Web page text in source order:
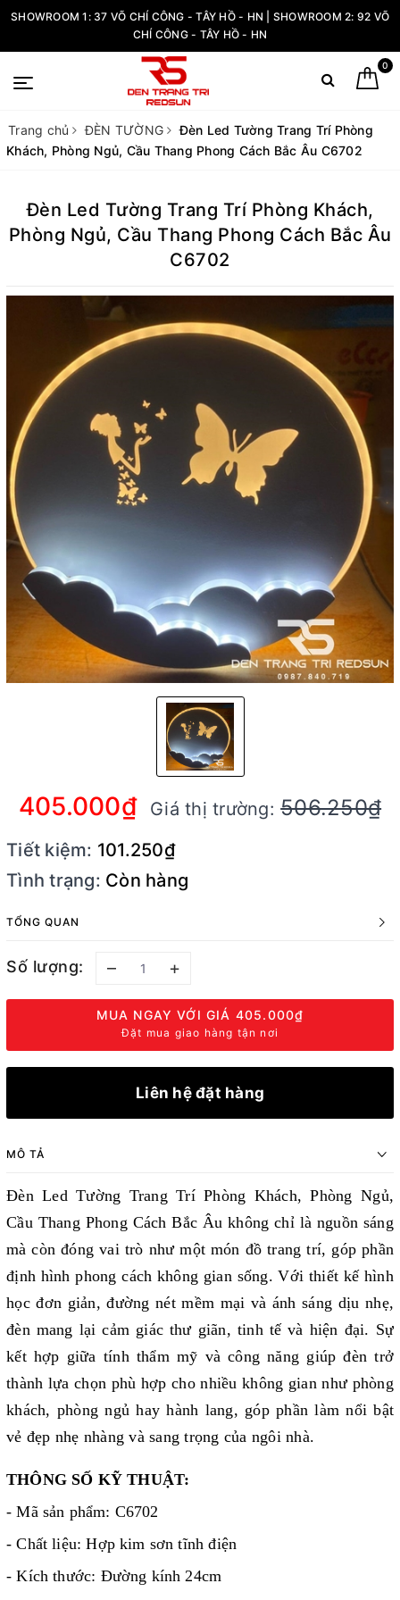
SHOWROOM 1: 37 VÕ CHÍ CÔNG - TÂY HỒ - HN | SHOWROOM 2: 92 VÕ
CHÍ CÔNG - TÂY HỒ - HN
0
Trang chủ ĐÈN TƯỜNG
Đèn Led Tường Trang Trí Phòng
Khách, Phòng Ngủ, Cầu Thang Phong Cách Bắc Âu C6702
Đèn Led Tường Trang Trí Phòng Khách,
Phòng Ngủ, Cầu Thang Phong Cách Bắc Âu
C6702
405.000₫ Giá thị trường:506.250₫
Tiết kiệm: 101.250₫
Tình trạng: Còn hàng
TỔNG QUAN
Số lượng: – +
MUA NGAY VỚI GIÁ 405.000₫
Đặt mua giao hàng tận nơi
Liên hệ đặt hàng
MÔ TẢ
Đèn Led Tường Trang Trí Phòng Khách, Phòng Ngủ,
Cầu Thang Phong Cách Bắc Âu không chỉ là nguồn sáng
mà còn đóng vai trò như một món đồ trang trí, góp phần
định hình phong cách không gian sống. Với thiết kế hình
học đơn giản, đường nét mềm mại và ánh sáng dịu nhẹ,
đèn mang lại cảm giác thư giãn, tinh tế và hiện đại. Sự
kết hợp giữa tính thẩm mỹ và công năng giúp đèn trở
thành lựa chọn phù hợp cho nhiều không gian như phòng
khách, phòng ngủ hay hành lang, góp phần làm nổi bật
vẻ đẹp nhẹ nhàng và sang trọng của ngôi nhà.
THÔNG SỐ KỸ THUẬT:
- Mã sản phẩm: C6702
- Chất liệu: Hợp kim sơn tĩnh điện
- Kích thước: Đường kính 24cm